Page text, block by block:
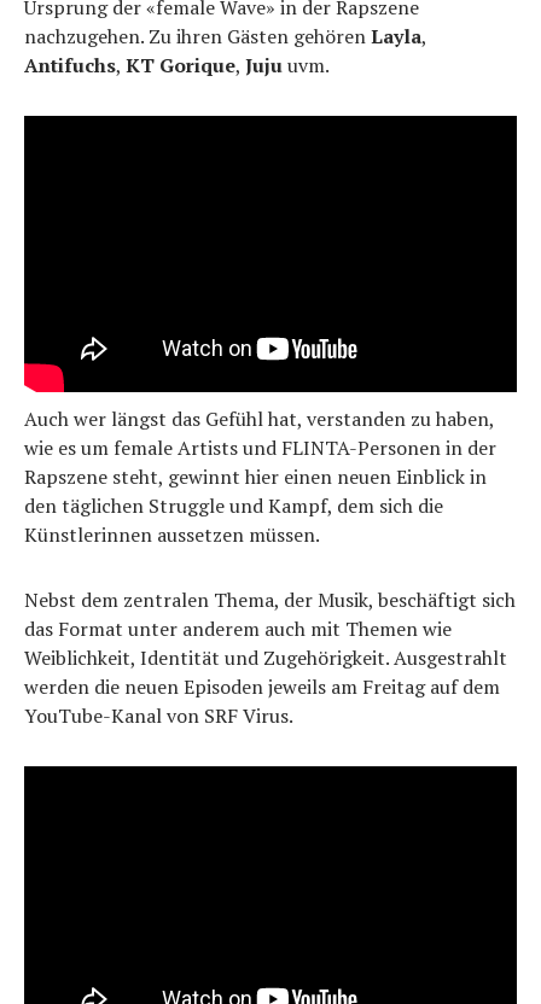
Ursprung der «female Wave» in der Rapszene
nachzugehen. Zu ihren Gästen gehörenLayla,
Antifuchs, KT Gorique, Jujuuvm.
Auch wer längst das Gefühl hat, verstanden zu haben,
wie es um female Artists und FLINTA-Personen in der
Rapszene steht, gewinnt hier einen neuen Einblick in
den täglichen Struggle und Kampf, dem sich die
Künstlerinnen aussetzen müssen.
Nebst dem zentralen Thema, der Musik, beschäftigt sich
das Format unter anderem auch mit Themen wie
Weiblichkeit, Identität und Zugehörigkeit. Ausgestrahlt
werden die neuen Episoden jeweils am Freitag auf dem
YouTube-Kanal von SRF Virus.